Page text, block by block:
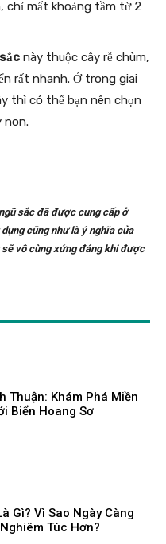
chỉ mất khoảng tầm từ 2
này thuộc cây rễ chùm,
rất nhanh. Ở trong giai
thì có thể bạn nên chọn
non.
sắc đã được cung cấp ở
cũng như là ý nghĩa của
vô cùng xứng đáng khi được
Thuận: Khám Phá Miền
Biển Hoang Sơ
Gì? Vì Sao Ngày Càng
Túc Hơn?